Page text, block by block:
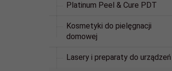
Platinum Peel & Cure PDT
Kosmetyki do pielęgnacji
domowej
Lasery i preparaty do urządzeń